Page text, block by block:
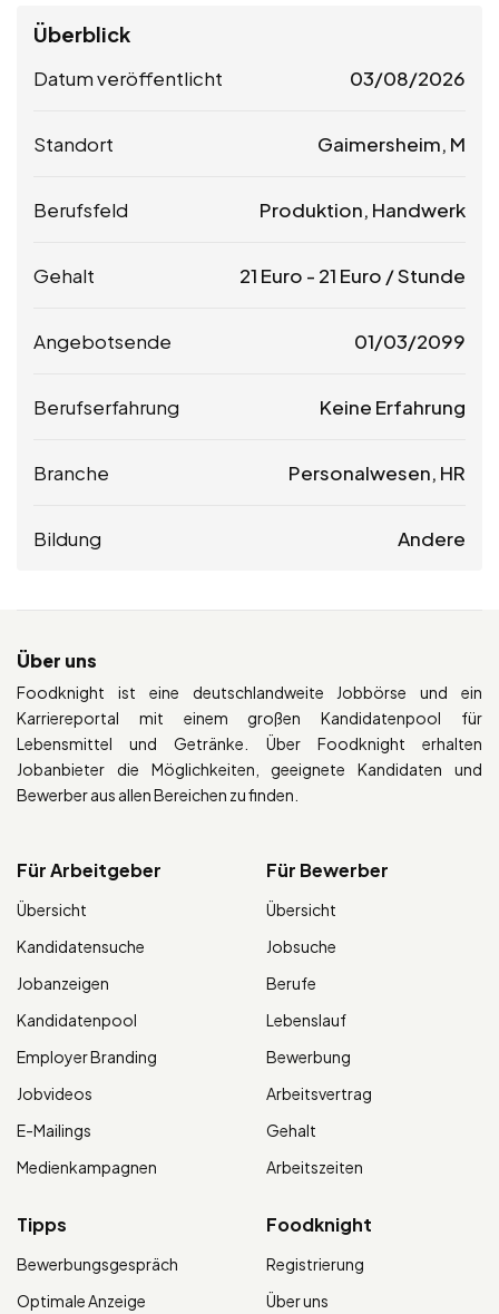
Überblick
Datum veröffentlicht 03/08/2026
Standort Gaimersheim, M
Berufsfeld Produktion, Handwerk
Gehalt 21 Euro - 21 Euro / Stunde
Angebotsende 01/03/2099
Berufserfahrung Keine Erfahrung
Branche Personalwesen, HR
Bildung Andere
Über uns
Foodknight ist eine deutschlandweite Jobbörse und ein
Karriereportal mit einem großen Kandidatenpool für
Lebensmittel und Getränke. Über Foodknight erhalten
Jobanbieter die Möglichkeiten, geeignete Kandidaten und
Bewerber aus allen Bereichen zu finden.
Für Arbeitgeber
Übersicht
Kandidatensuche
Jobanzeigen
Kandidatenpool
Employer Branding
Jobvideos
E-Mailings
Medienkampagnen
Für Bewerber
Übersicht
Jobsuche
Berufe
Lebenslauf
Bewerbung
Arbeitsvertrag
Gehalt
Arbeitszeiten
Tipps
Bewerbungsgespräch
Optimale Anzeige
Foodknight
Registrierung
Über uns